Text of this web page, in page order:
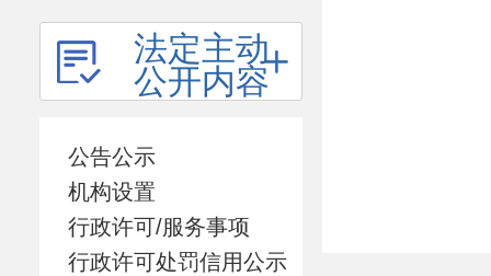
法定主动
公开内容
公告公示
机构设置
行政许可/服务事项
行政许可处罚信用公示